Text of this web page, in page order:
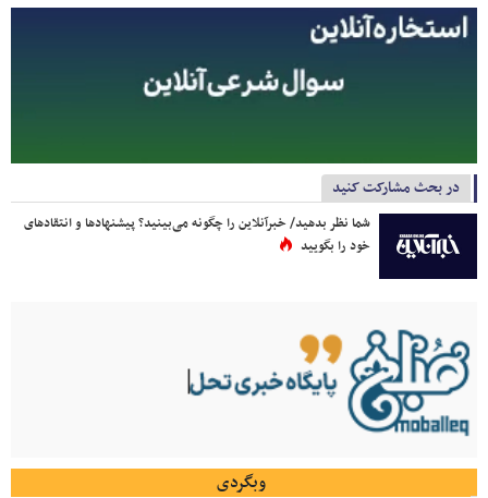
در بحث مشارکت کنید
شما نظر بدهید/ خبرآنلاین را چگونه می‌بینید؟ پیشنهادها و انتقادهای
خود را بگویید
وبگردی